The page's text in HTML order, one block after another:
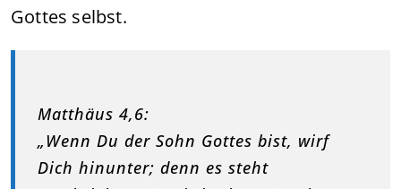
Gottes selbst.
Matthäus 4,6:
„Wenn Du der Sohn Gottes bist, wirf
Dich hinunter; denn es steht